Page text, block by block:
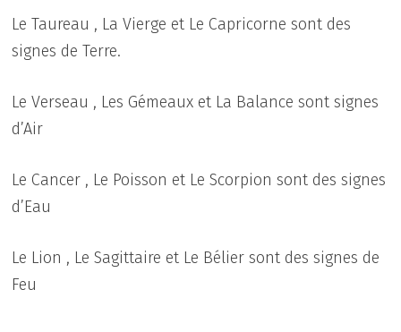
Le Taureau , La Vierge et Le Capricorne sont des
signes de Terre.
Le Verseau , Les Gémeaux et La Balance sont signes
d’Air
Le Cancer , Le Poisson et Le Scorpion sont des signes
d’Eau
Le Lion , Le Sagittaire et Le Bélier sont des signes de
Feu